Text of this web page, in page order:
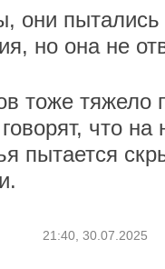
они
но она не
тоже тяжело
что
пытается
21:40, 30.07.2025